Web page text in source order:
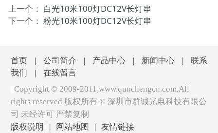
上一个： 白光10米100灯DC12V长灯串
下一个： 粉光10米100灯DC12V长灯串
首页| 公司简介 | 产品中心| 新闻中心| 联系
我们 | 在线留言
Copyright © 2009-2011,www.qunchengcn.com,All
rights reserved 版权所有 © 深圳市群诚光电科技有限公
司 未经许可 严禁复制
版权说明 | 网站地图 | 友情链接